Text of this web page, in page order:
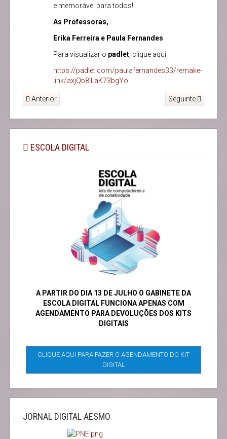
e memorável para todos!
As Professoras,
Erika Ferreira e Paula Fernandes
Para visualizar o padlet , clique aqui.
https://padlet.com/paulafernandes33/remake-
link/axjQb8lLaK73bgYo
Anterior Seguinte
ESCOLA DIGITAL
A PARTIR DO DIA 13 DE JULHO O GABINETE DA
ESCOLA DIGITAL FUNCIONA APENAS COM
AGENDAMENTO PARA DEVOLUÇÕES DOS KITS
DIGITAIS
CLIQUE AQUI PARA FAZER O AGENDAMENTO DO KIT
DIGITAL
JORNAL DIGITAL AESMO